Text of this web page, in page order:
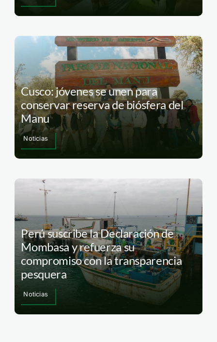
Cusco: jóvenes se unen para
conservar reserva de biósfera del
Manu
Noticias
Perú suscribe la Declaración de
Mombasa y refuerza su
compromiso con la transparencia
pesquera
Noticias